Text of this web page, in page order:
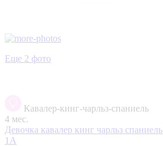
Еще 2 фото
Кавалер-кинг-чарльз-спаниель
4 мес.
Девочка кавалер кинг чарльз спаниель
1А